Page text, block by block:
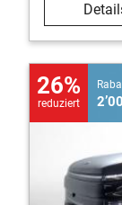
26%
reduziert